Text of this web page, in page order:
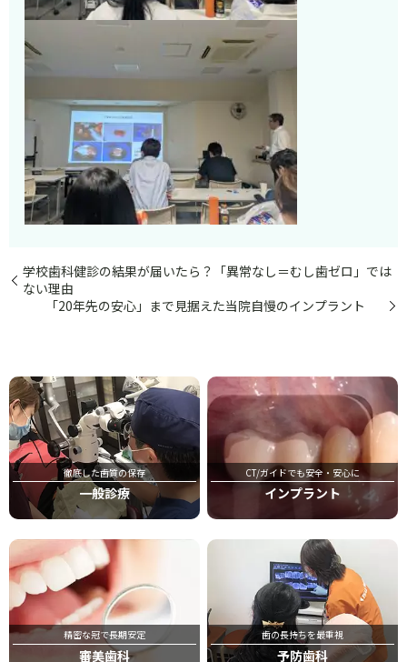
学校歯科健診の結果が届いたら？「異常なし＝むし歯ゼロ」では
ない理由
「20年先の安心」まで見据えた当院自慢のインプラント
徹底した歯質の保存
一般診療
CT/ガイドでも安全・安心に
インプラント
精密な冠で長期安定
審美歯科
歯の長持ちを最重視
予防歯科